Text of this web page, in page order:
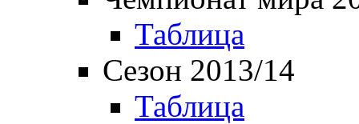
Таблица
Сезон 2013/14
Таблица